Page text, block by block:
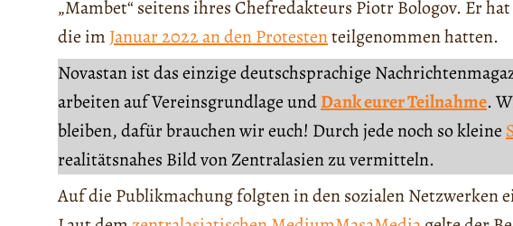
„Mambet“ seitens ihres Chefredakteurs Piotr Bologov. Er
die im Januar 2022 an den Protestenteilgenommen hatten.
Novastan ist das einzige deutschsprachige
arbeiten auf Vereinsgrundlage undDank eurer Teilnahme.
bleiben, dafür brauchen wir euch! Durch jede noch so kleine
realitätsnahes Bild von Zentralasien zu vermitteln.
Auf die Publikmachung folgten in den sozialen Netzwerken